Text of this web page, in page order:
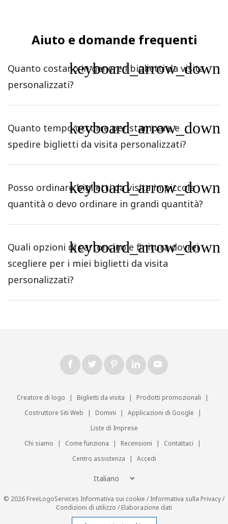
Aiuto e domande frequenti
Quanto costano in genere i biglietti da visita
personalizzati?
keyboard_arrow_down
Quanto tempo occorre per stampare e
spedire biglietti da visita personalizzati?
keyboard_arrow_down
Posso ordinare biglietti da visita in piccole
quantità o devo ordinare in grandi quantità?
keyboard_arrow_down
Quali opzioni di cartoncino e finitura dovrei
scegliere per i miei biglietti da visita
personalizzati?
keyboard_arrow_down
Creatore di logo | Biglietti da visita | Prodotti promozionali
|
Costruttore Siti Web
| Domini | Applicazioni di Google
|
Liste di Imprese
Chi siamo
| Come funziona | Recensioni | Contattaci
|
Centro assistenza
| Accedi
© 2026 FreeLogoServices Informativa sui cookie /Informativa sulla Privacy/
Condizioni di utilizzo /Elaborazione dati